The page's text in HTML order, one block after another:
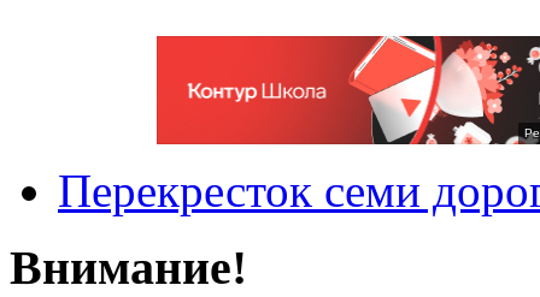
Перекресток семи
Внимание!